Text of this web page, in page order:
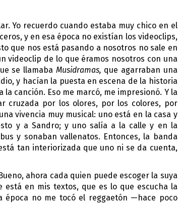
Yo recuerdo cuando estaba muy chico en el
y en esa época no existían los videoclips,
que nos está pasando a nosotros no sale en
videoclip de lo que éramos nosotros con una
se llamaba Musidramas, que agarraban una
y hacían la puesta en escena de la historia
canción. Eso me marcó, me impresionó. Y la
cruzada por los olores, por los colores, por
vivencia muy musical: uno está en la casa y
y a Sandro; y uno salía a la calle y en la
y sonaban vallenatos. Entonces, la banda
tan interiorizada que uno ni se da cuenta,
ahora cada quien puede escoger la suya
en mis textos, que es lo que escucha la
época no me tocó el reggaetón —hace poco